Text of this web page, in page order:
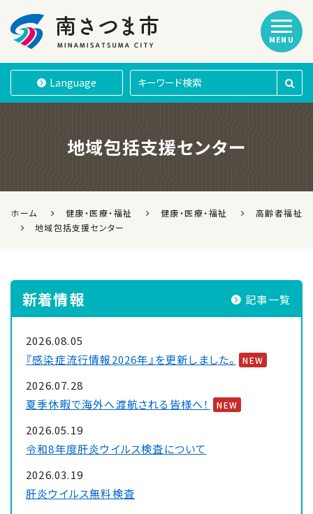
南さつま市
Language
MENU
地域包括支援センター
ホーム 健康・医療・福祉 健康・医療・福祉
高齢者福祉
地域包括支援センター
新着情報 記事一覧
2026.08.05
『感染症流行情報2026年』を更新しました。
NEW
2026.07.28
夏季休暇で海外へ渡航される皆様へ！
NEW
2026.05.19
令和8年度肝炎ウイルス検査について
2026.03.19
肝炎ウイルス無料検査